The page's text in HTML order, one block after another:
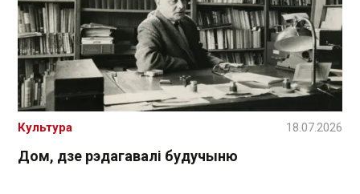
Дом, дзе рэдагавалі будучыню
Культура 18.07.2026